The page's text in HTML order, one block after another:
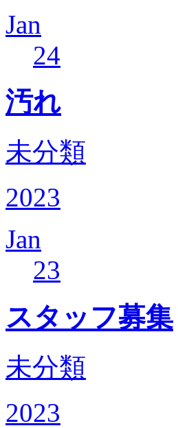
Jan
24
汚れ
未分類
2023
Jan
23
スタッフ募集
未分類
2023